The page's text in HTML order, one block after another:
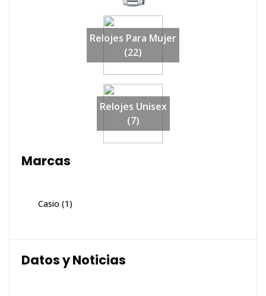
Relojes Para Mujer
(22)
Relojes Unisex
(7)
Marcas
Casio (1)
Datos y Noticias